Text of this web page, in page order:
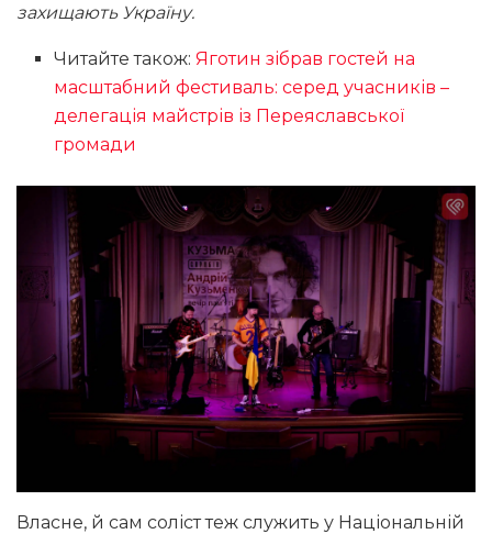
захищають Україну.
Читайте також:Яготин зібрав гостей на
масштабний фестиваль: серед учасників –
делегація майстрів із Переяславської
громади
Власне, й сам соліст теж служить у Національній